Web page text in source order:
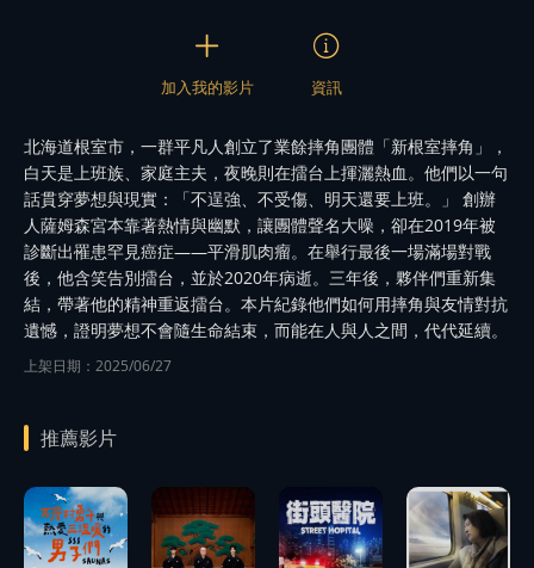
加入我的影片 資訊
北海道根室市，一群平凡人創立了業餘摔角團體「新根室摔角」，
白天是上班族、家庭主夫，夜晚則在擂台上揮灑熱血。他們以一句
話貫穿夢想與現實：「不逞強、不受傷、明天還要上班。」 創辦
人薩姆森宮本靠著熱情與幽默，讓團體聲名大噪，卻在2019年被
診斷出罹患罕見癌症——平滑肌肉瘤。在舉行最後一場滿場對戰
後，他含笑告別擂台，並於2020年病逝。三年後，夥伴們重新集
結，帶著他的精神重返擂台。本片紀錄他們如何用摔角與友情對抗
遺憾，證明夢想不會隨生命結束，而能在人與人之間，代代延續。
上架日期：2025/06/27
推薦影片
播
放
播
放